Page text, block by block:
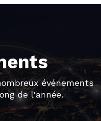
événements
de l'année.